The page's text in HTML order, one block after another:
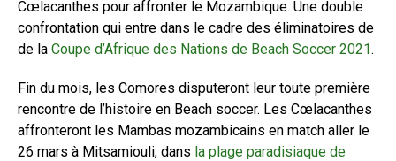
Cœlacanthes pour affronter le Mozambique. Une double
confrontation qui entre dans le cadre des éliminatoires de
de la Coupe d’Afrique des Nations de Beach Soccer 2021.
Fin du mois, les Comores disputeront leur toute première
rencontre de l’histoire en Beach soccer. Les Cœlacanthes
affronteront les Mambas mozambicains en match aller le
26 mars à Mitsamiouli, dans la plage paradisiaque de